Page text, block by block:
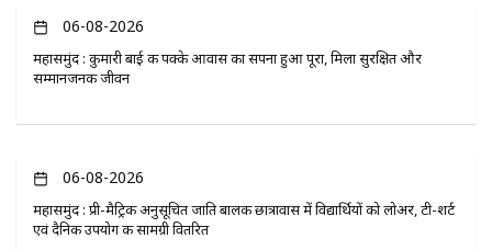
06-08-2026
महासमुंद : कुमारी बाई की पक्के आवास का सपना हुआ पूरा, मिला सुरक्षित और
सम्मानजनक जीवन
06-08-2026
महासमुंद : प्री-मैट्रिक अनुसूचित जाति बालक छात्रावास में विद्यार्थियों को लोअर, टी-शर्ट
एवं दैनिक उपयोग की सामग्री वितरित